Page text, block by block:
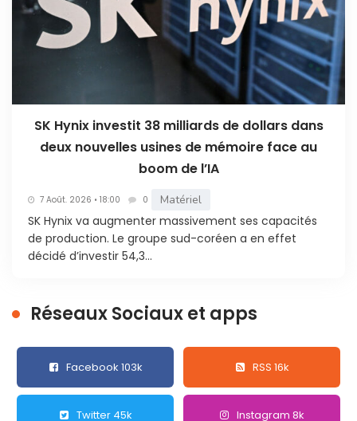
SK Hynix investit 38 milliards de dollars dans
deux nouvelles usines de mémoire face au
boom de l’IA
7 Août. 2026 • 18:00 0 Matériel
SK Hynix va augmenter massivement ses capacités
de production. Le groupe sud-coréen a en effet
décidé d’investir 54,3...
Réseaux Sociaux et apps
Facebook 103k RSS 16k
Twitter 45k Instagram 8k